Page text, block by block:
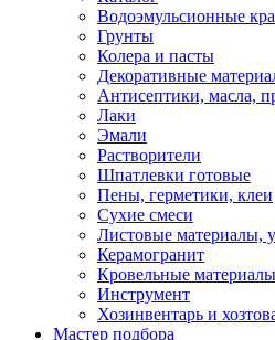
Водоэмульсионные
Грунты
Колера и пасты
Декоративные
Антисептики, масла,
Лаки
Эмали
Растворители
Шпатлевки готовые
Пены, герметики, клеи
Сухие смеси
Листовые материалы,
Керамогранит
Кровельные материалы
Инструмент
Хозинвентарь и
Мастер подбора